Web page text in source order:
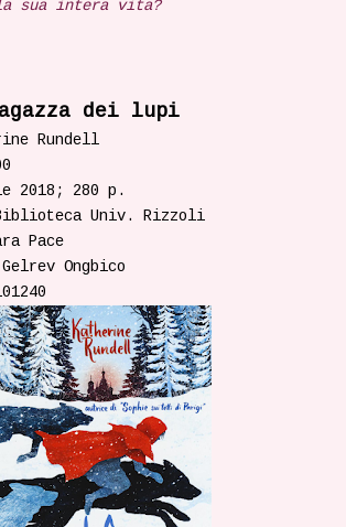
sua intera vita?
dei lupi
Rundell
2018; 280 p.
Univ. Rizzoli
Pace
Ongbico